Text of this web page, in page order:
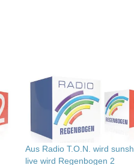
Aus Radio T.O.N. wird
live wird Regenbogen 2